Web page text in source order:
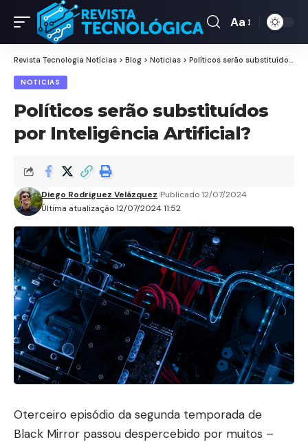
Aa
Revista Tecnologia Notícias > Blog > Noticias > Políticos serão substituídos por Inteligência Artificial?
NOTICIAS
Políticos serão substituídos
por Inteligência Artificial?
Última atualização 12/07/2024 11:52
Diego Rodriguez Velázquez Publicado 12/07/2024
Oterceiro episódio da segunda temporada de
Black Mirror passou despercebido por muitos –